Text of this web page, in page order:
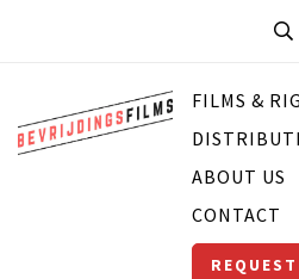
FILMS &
ABOUT US
CONTACT